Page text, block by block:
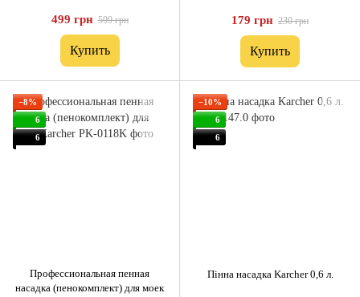
499 грн 599 грн
Купить
179 грн 230 грн
Купить
−8%
6
6
Профессиональная пенная
насадка (пенокомплект) для моек
−10%
6
6
Пінна насадка Karcher 0,6 л.